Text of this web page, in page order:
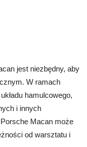
jest niezbędny, aby
W ramach
hamulcowego,
i innych
Macan może
od warsztatu i